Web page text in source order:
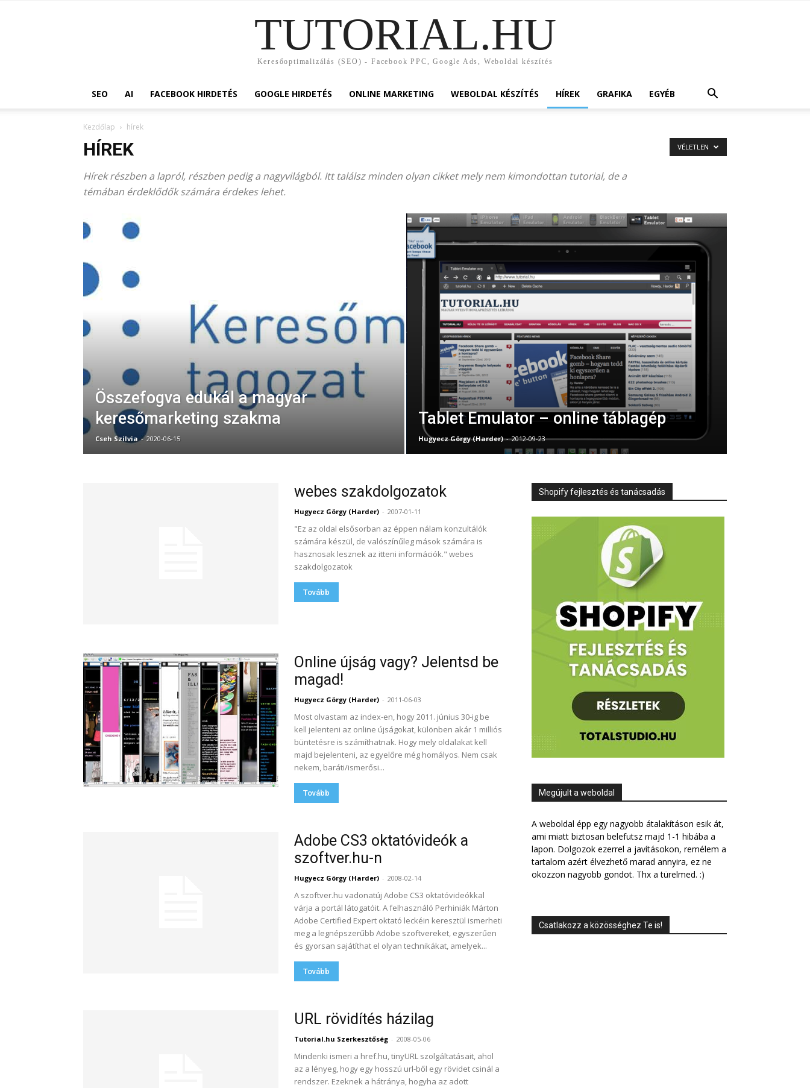
TUTORIAL.HU
Keresőoptimalizálás (SEO) - Facebook PPC, Google Ads, Weboldal készítés
SEO AI FACEBOOK HIRDETÉS GOOGLE HIRDETÉS ONLINE MARKETING WEBOLDAL KÉSZÍTÉS HÍREK GRAFIKA EGYÉB
Kezdőlap hírek
HÍREK
Hírek részben a lapról, részben pedig a nagyvilágból. Itt találsz minden olyan cikket mely nem kimondottan tutorial, de a
témában érdeklődők számára érdekes lehet.
VÉLETLEN
Összefogva edukál a magyar
keresőmarketing szakma
Cseh Szilvia - 2020-06-15
Tablet Emulator – online táblagép
Hugyecz Görgy (Harder) - 2012-09-23
webes szakdolgozatok
Hugyecz Görgy (Harder) - 2007-01-11
"Ez az oldal elsősorban az éppen nálam konzultálók
számára készül, de valószínűleg mások számára is
hasznosak lesznek az itteni információk." webes
szakdolgozatok
Tovább
Online újság vagy? Jelentsd be
magad!
Hugyecz Görgy (Harder) - 2011-06-03
Most olvastam az index-en, hogy 2011. június 30-ig be
kell jelenteni az online újságokat, különben akár 1 milliós
büntetésre is számíthatnak. Hogy mely oldalakat kell
majd bejelenteni, az egyelőre még homályos. Nem csak
nekem, baráti/ismerősi...
Tovább
Adobe CS3 oktatóvideók a
szoftver.hu-n
Hugyecz Görgy (Harder) - 2008-02-14
A szoftver.hu vadonatúj Adobe CS3 oktatóvideókkal
várja a portál látogatóit. A felhasználó Perhiniák Márton
Adobe Certified Expert oktató leckéin keresztül ismerheti
meg a legnépszerűbb Adobe szoftvereket, egyszerűen
és gyorsan sajátíthat el olyan technikákat, amelyek...
Tovább
URL rövidítés házilag
Tutorial.hu Szerkesztőség - 2008-05-06
Mindenki ismeri a href.hu, tinyURL szolgáltatásait, ahol
az a lényeg, hogy egy hosszú url-ből egy rövidet csinál a
rendszer. Ezeknek a hátránya, hogyha az adott
Shopify fejlesztés és tanácsadás
Megújult a weboldal
A weboldal épp egy nagyobb átalakításon esik át,
ami miatt biztosan belefutsz majd 1-1 hibába a
lapon. Dolgozok ezerrel a javításokon, remélem a
tartalom azért élvezhető marad annyira, ez ne
okozzon nagyobb gondot. Thx a türelmed. :)
Csatlakozz a közösséghez Te is!